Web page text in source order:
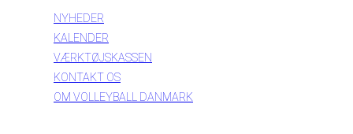
NYHEDER
KALENDER
VÆRKTØJSKASSEN
KONTAKT OS
OM VOLLEYBALL DANMARK